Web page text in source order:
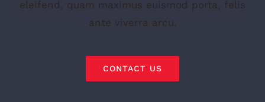
eleifend, quam maximus euismod porta, felis
ante viverra arcu.
CONTACT US